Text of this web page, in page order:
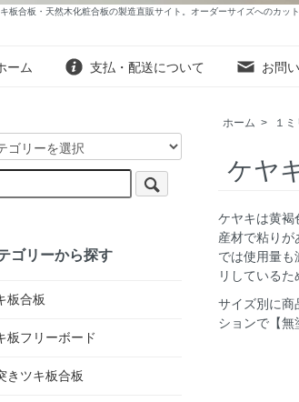
板合板・天然木化粧合板の製造直販サイト。オーダーサイズへのカッ
ーム 支払・配送について お問
ホーム > １
ケヤ
ケヤキは黄褐
産材で粘り
では使用量
リしているた
サイズ別に商
ションで【無
ゴリーから探す
板合板
板フリーボード
きツキ板合板